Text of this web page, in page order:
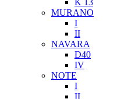
K 13
MURANO
I
II
NAVARA
D40
IV
NOTE
I
II